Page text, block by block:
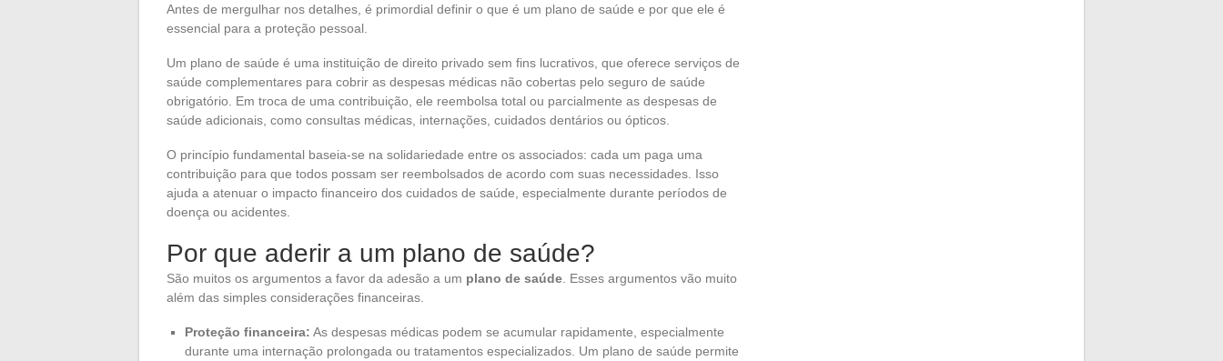
Antes de mergulhar nos detalhes, é primordial definir o que é um plano de saúde e por que ele é
essencial para a proteção pessoal.
Um plano de saúde é uma instituição de direito privado sem fins lucrativos, que oferece serviços de
saúde complementares para cobrir as despesas médicas não cobertas pelo seguro de saúde
obrigatório. Em troca de uma contribuição, ele reembolsa total ou parcialmente as despesas de
saúde adicionais, como consultas médicas, internações, cuidados dentários ou ópticos.
O princípio fundamental baseia-se na solidariedade entre os associados: cada um paga uma
contribuição para que todos possam ser reembolsados de acordo com suas necessidades. Isso
ajuda a atenuar o impacto financeiro dos cuidados de saúde, especialmente durante períodos de
doença ou acidentes.
Por que aderir a um plano de saúde?
São muitos os argumentos a favor da adesão a um plano de saúde . Esses argumentos vão muito
além das simples considerações financeiras.
Proteção financeira: As despesas médicas podem se acumular rapidamente, especialmente
durante uma internação prolongada ou tratamentos especializados. Um plano de saúde permite